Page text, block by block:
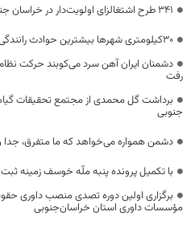
۳۴۱ طرح اشتغالزای اولویت‌دار در خراسان جنوبی تصویب شد
30کیلومتری شهرها بیشترین حوادث رانندگی را دارد
دشمنان ایران آهن سرد می‌کوبند حرکت
رفت
برداشت گل محمدی از مجتمع تحقیقات
جنوبی
دشمن همواره می‌خواهد که ما متفرق،
با تکمیل پرونده پنبه ملّه خوسف زمینه
برگزاری اولین دوره تصدی منصب داوری
مؤسسات داوری استان خراسان‌جنوبی